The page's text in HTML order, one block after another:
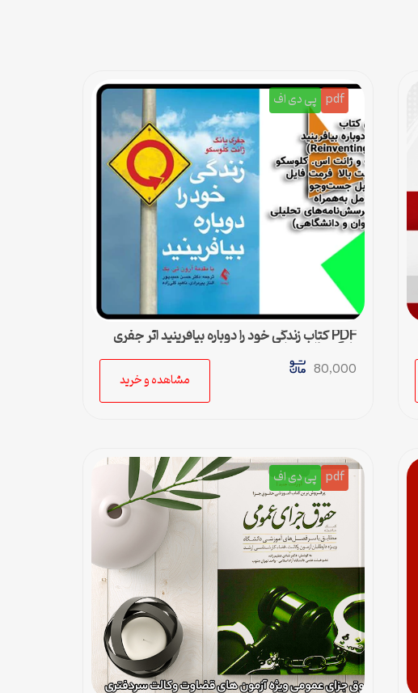
pdf پی دی اف
PDF کتاب زندگی خود را دوباره بیافرینید اثر جفری
یانگ و ژانت کلوسکو
80,000
مشاهده و خرید
pdf پی دی اف